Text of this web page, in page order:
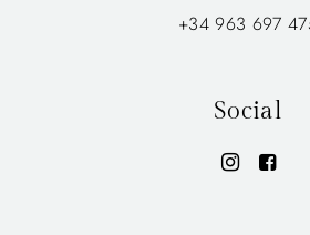
+34 963 697
Social